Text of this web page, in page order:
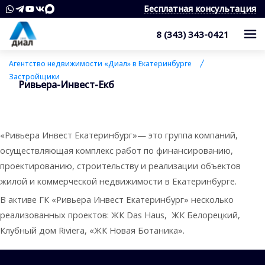
Бесплатная консультация
8 (343) 343-0421
Каталог
Квартиры
1-комнатные квартиры
2-комнатные квартиры
4 и более комнатные квартиры
Дома, дачи, коттеджи
Участки
Аренда
Жилые комплексы
Служба контроля качества
Наши награды
Сотрудники
Вакансии
Продажа недвижимости
Покупка недвижимости
Сопровождение сделки
Покупка новостроек
Оценка квартиры
Для клиента
Аналитика
Как выбрать агентство недвижимости?
Контакты
Агентство недвижимости «Диал» в Екатеринбурге
Застройщики
Ривьера-Инвест-Екб
«Ривьера Инвест Екатеринбург»— это группа компаний,
осуществляющая комплекс работ по финансированию,
проектированию, строительству и реализации объектов
жилой и коммерческой недвижимости в Екатеринбурге.
В активе ГК «Ривьера Инвест Екатеринбург» несколько
реализованных проектов: ЖК Das Haus, ЖК Белорецкий,
Клубный дом Riviera, «ЖК Новая Ботаника».